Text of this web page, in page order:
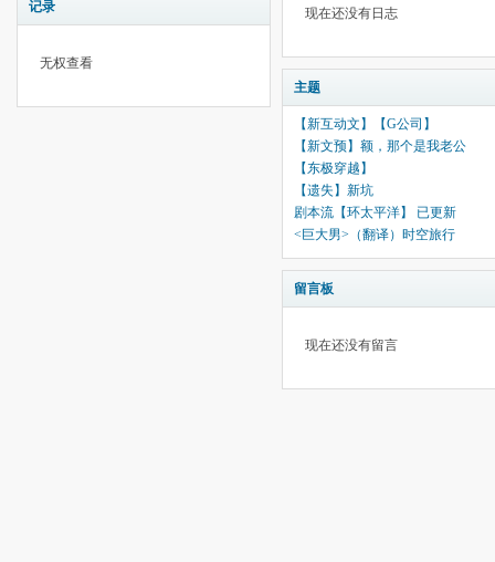
记录
无权查看
现在还没有日志
主题
【新互动文】【G公司】
【新文预】额，那个是我老公
【东极穿越】
【遗失】新坑
剧本流【环太平洋】 已更新
<巨大男>（翻译）时空旅行
留言板
现在还没有留言